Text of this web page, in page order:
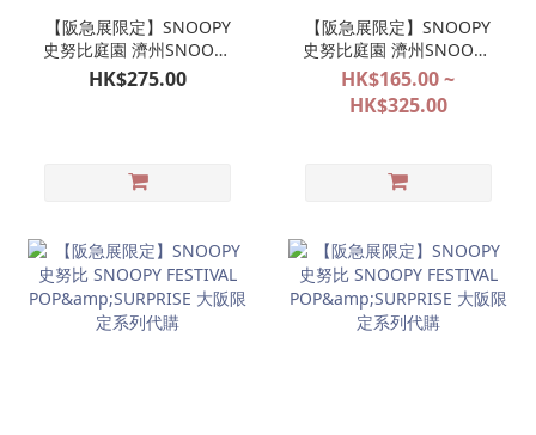
【阪急展限定】SNOOPY
史努比庭園 濟州SNOOPY
GARDEN 日本限定版 橙色
HK$275.00
【阪急展限定】SNOOPY
史努比庭園 濟州SNOOPY
GARDEN 系列代購
HK$165.00 ~
HK$325.00